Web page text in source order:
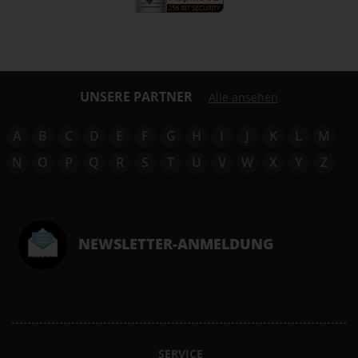
UNSERE PARTNER Alle ansehen
A B C D E F G H I J K L
M
N
O P Q R S T U V W X Y Z
NEWSLETTER-ANMELDUNG
SERVICE